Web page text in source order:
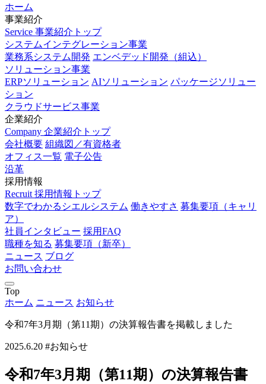
ホーム
事業紹介
Service 事業紹介トップ
システムインテグレーション事業
業務系システム開発 エンベデッド開発（組込）
ソリューション事業
ERPソリューション AIソリューション パッケージソリュー
ション
クラウドサービス事業
企業紹介
Company 企業紹介トップ
会社概要 組織図／有資格者
オフィス一覧 電子公告
沿革
採用情報
Recruit 採用情報トップ
数字でわかるシエルシステム 働きやすさ 募集要項（キャリ
ア）
社員インタビュー 採用FAQ
職種を知る 募集要項（新卒）
ニュース ブログ
お問い合わせ
Top
ホーム ニュース お知らせ
令和7年3月期（第11期）の決算報告書を掲載しました
2025.6.20 #お知らせ
令和7年3月期（第11期）の決算報告書